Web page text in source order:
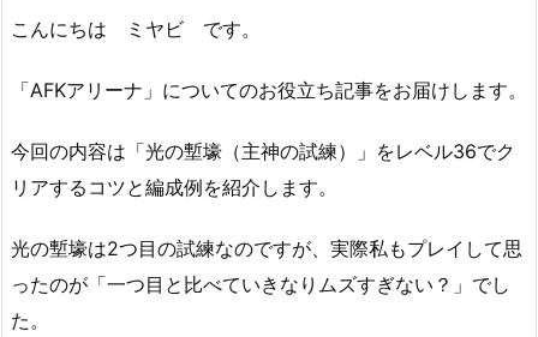
こんにちは ミヤビ です。
「AFKアリーナ」についてのお役立ち記事をお届けします。
今回の内容は「光の塹壕（主神の試練）」をレベル36でク
リアするコツと編成例を紹介します。
光の塹壕は2つ目の試練なのですが、実際私もプレイして思
ったのが「一つ目と比べていきなりムズすぎない？」でし
た。